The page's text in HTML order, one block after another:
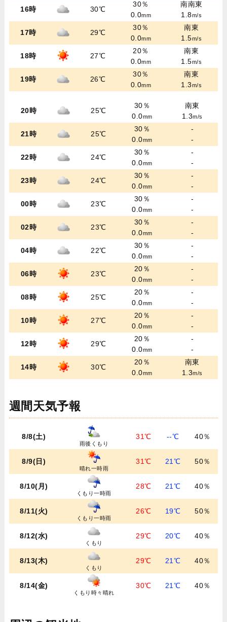
16時 30℃
30％
0.0mm
南南東
1.8m/s
17時 29℃
30％
0.0mm
南東
1.5m/s
18時 27℃
20％
0.0mm
南東
1.5m/s
19時 26℃
30％
0.0mm
南東
1.3m/s
20時 25℃
30％
0.0mm
南東
1.3m/s
21時 25℃
30％
0.0mm
-
-
22時 24℃
30％
0.0mm
-
-
23時 24℃
30％
0.0mm
-
-
00時 23℃
30％
0.0mm
-
-
02時 23℃
30％
0.0mm
-
-
04時 22℃
30％
0.0mm
-
-
06時 23℃
20％
0.0mm
-
-
08時 25℃
20％
0.0mm
-
-
10時 27℃
20％
0.0mm
-
-
12時 29℃
20％
0.0mm
-
-
14時 30℃
20％
0.0mm
南東
1.3m/s
週間天気予報
8/8(土)
雨後くもり
31℃ --℃ 40％
8/9(日)
晴れ一時雨
31℃ 21℃ 50％
8/10(月)
くもり一時雨
28℃ 21℃ 40％
8/11(火)
くもり一時雨
26℃ 19℃ 50％
8/12(水)
くもり
29℃ 20℃ 40％
8/13(木)
くもり
29℃ 21℃ 40％
8/14(金)
くもり時々晴れ
30℃ 21℃ 40％